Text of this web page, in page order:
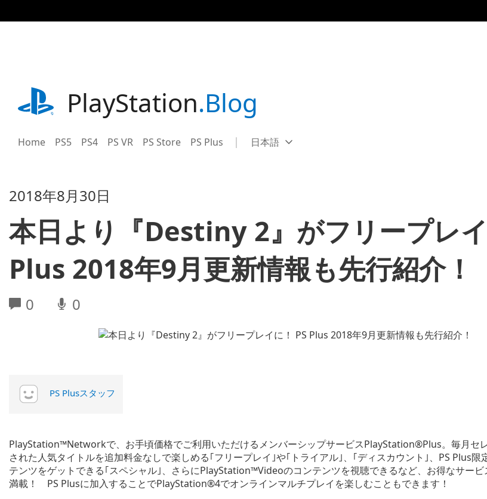
事
playstation.comPlayStation.Blog
Home PS5 PS4 PS VR PS Store PS Plus Select
Current
日本語
2018年8月30日
本日より『Destiny 2』がフリープレ
Plus 2018年9月更新情報も先行紹介！
0 0
PS Plusスタッフ
PlayStation™Networkで、お手頃価格でご利用いただけるメンバーシップサービスPlayStation®Plus。毎月セ
された人気タイトルを追加料金なしで楽しめる｢フリープレイ｣や｢トライアル｣、｢ディスカウント｣、PS Plus限
テンツをゲットできる｢スペシャル｣、さらにPlayStation™Videoのコンテンツを視聴できるなど、お得なサービ
満載！ PS Plusに加入することでPlayStation®4でオンラインマルチプレイを楽しむこともできます！